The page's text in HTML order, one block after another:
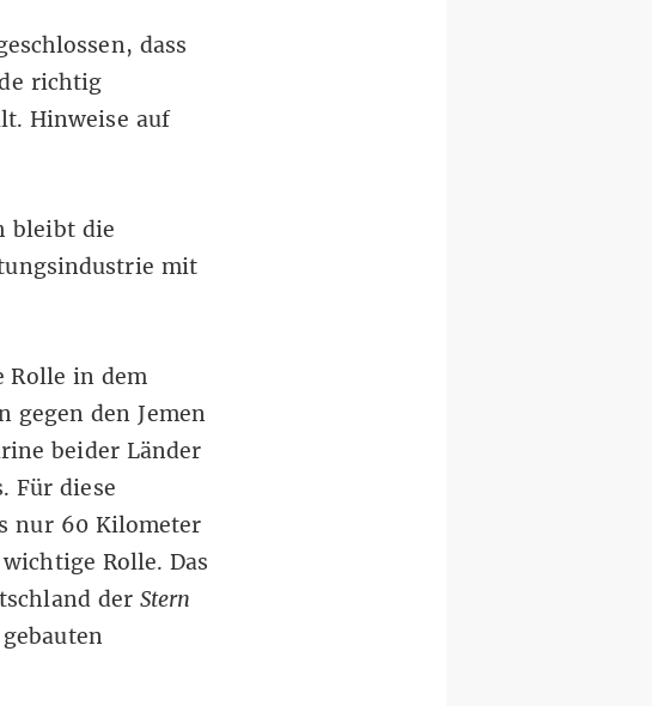
dass
richtig
Hinweise auf
bleibt die
mit
Rolle in dem
gegen den Jemen
beider Länder
Für diese
nur 60 Kilometer
Rolle. Das
der Stern